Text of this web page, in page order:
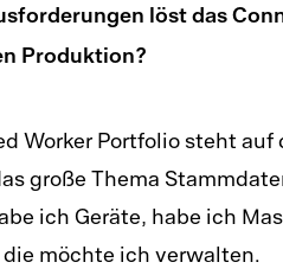
löst das
Produktion?
Worker Portfolio steht auf
große Thema
ich Geräte, habe ich
möchte ich verwalten.